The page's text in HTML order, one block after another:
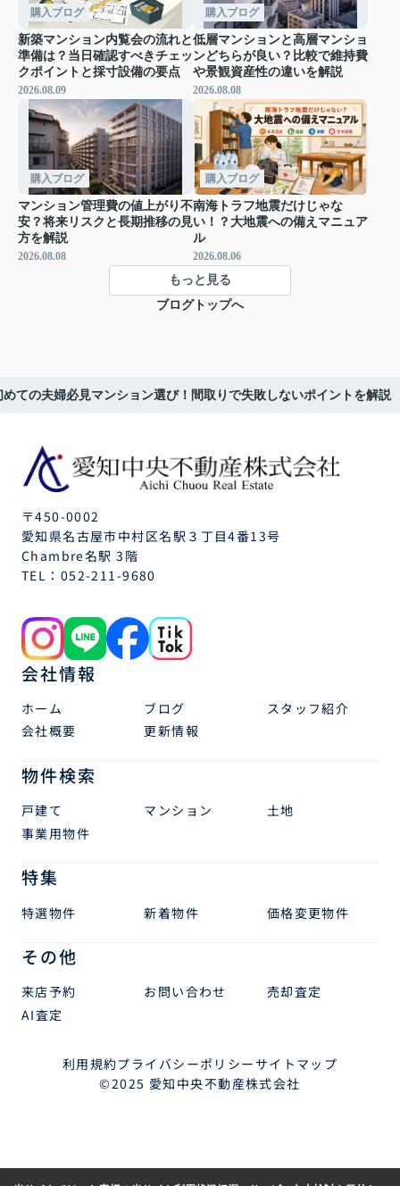
購入ブログ
新築マンション内覧会の流れと
準備は？当日確認すべきチェッ
クポイントと採寸設備の要点
2026.08.09
購入ブログ
低層マンションと高層マンショ
ンどちらが良い？比較で維持費
や景観資産性の違いを解説
2026.08.08
購入ブログ
マンション管理費の値上がり不
安？将来リスクと長期推移の見
方を解説
2026.08.08
購入ブログ
南海トラフ地震だけじゃな
い！？大地震への備えマニュア
ル
2026.08.06
もっと見る
ブログトップへ
めての夫婦必見マンション選び！間取りで失敗しないポイントを解説
〒450-0002
愛知県名古屋市中村区名駅３丁目4番13号
Chambre名駅 3階
TEL： 052-211-9680
会社情報
ホーム ブログ
スタッフ紹介
会社概要
更新情報
物件検索
戸建て マンション
土地
事業用物件
特集
特選物件 新着物件 価格変更物件
その他
来店予約 お問い合わせ
売却査定
AI査定
利用規約プライバシーポリシーサイトマップ
©2025 愛知中央不動産株式会社